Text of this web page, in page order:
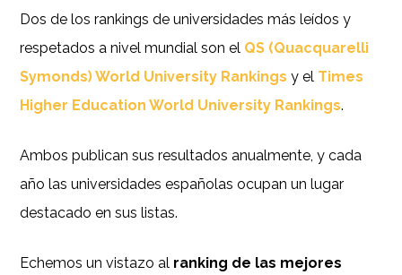
Dos de los rankings de universidades más leídos y
respetados a nivel mundial son el QS (Quacquarelli
Symonds) World University Rankings y el Times
Higher Education World University Rankings.
Ambos publican sus resultados anualmente, y cada
año las universidades españolas ocupan un lugar
destacado en sus listas.
Echemos un vistazo al ranking de las mejores